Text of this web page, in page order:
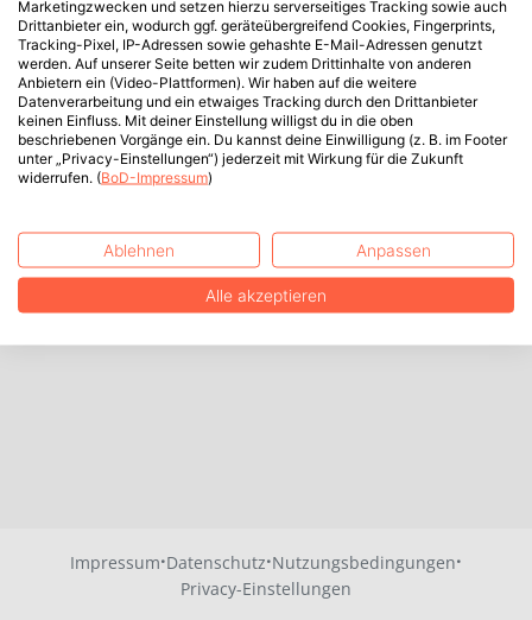
Impressum·Datenschutz·Nutzungsbedingungen·
Privacy-Einstellungen
Marketingzwecken und setzen hierzu serverseitiges Tracking sowie auch
Drittanbieter ein, wodurch ggf. geräteübergreifend Cookies, Fingerprints,
Tracking-Pixel, IP-Adressen sowie gehashte E-Mail-Adressen genutzt
werden. Auf unserer Seite betten wir zudem Drittinhalte von anderen
Anbietern ein (Video-Plattformen). Wir haben auf die weitere
Datenverarbeitung und ein etwaiges Tracking durch den Drittanbieter
keinen Einfluss. Mit deiner Einstellung willigst du in die oben
beschriebenen Vorgänge ein. Du kannst deine Einwilligung (z. B. im Footer
unter „Privacy-Einstellungen“) jederzeit mit Wirkung für die Zukunft
widerrufen. (BoD-Impressum)
Ablehnen Anpassen
Alle akzeptieren